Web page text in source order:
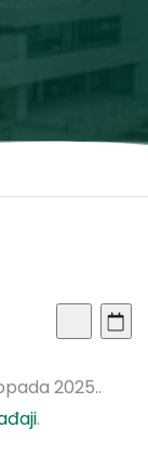
Traži
Dan
2025..
.